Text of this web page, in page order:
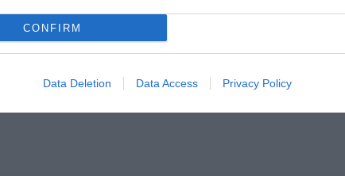
CONFIRM
Data Deletion Data Access Privacy Policy